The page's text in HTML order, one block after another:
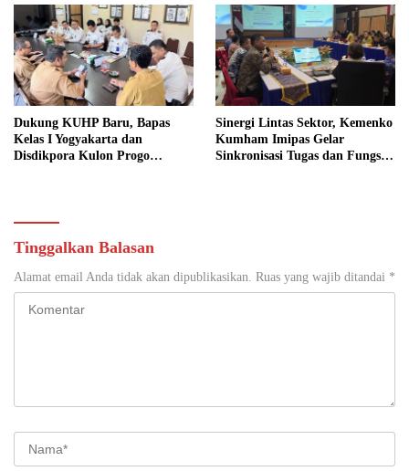
Dukung KUHP Baru, Bapas
Kelas I Yogyakarta dan
Disdikpora Kulon Progo
Sinergi Lintas Sektor, Kemenko
Kumham Imipas Gelar
Sinkronisasi Tugas dan Fungsi
Tinggalkan Balasan
Alamat email Anda tidak akan dipublikasikan. Ruas yang wajib ditandai *